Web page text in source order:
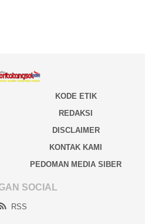
KODE ETIK
REDAKSI
DISCLAIMER
KONTAK KAMI
PEDOMAN MEDIA SIBER
SOCIAL
RSS